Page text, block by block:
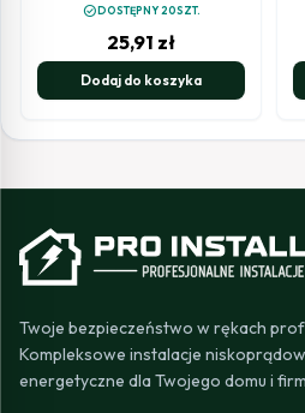
check_circleDOSTĘPNY 20SZT.
25,91 zł
Dodaj do koszyka
Twoje bezpieczeństwo w rękach
Kompleksowe instalacje
energetyczne dla Twojego domu i